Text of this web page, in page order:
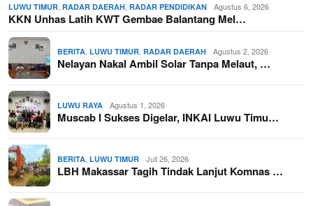
LUWU TIMUR, RADAR DAERAH, RADAR PENDIDIKAN Agustus 6, 2026
KKN Unhas Latih KWT Gembae Balantang Mel…
BERITA, LUWU TIMUR, RADAR DAERAH Agustus 2, 2026
Nelayan Nakal Ambil Solar Tanpa Melaut, …
LUWU RAYA Agustus 1, 2026
Muscab I Sukses Digelar, INKAI Luwu Timu…
BERITA, LUWU TIMUR Juli 26, 2026
LBH Makassar Tagih Tindak Lanjut Komnas …